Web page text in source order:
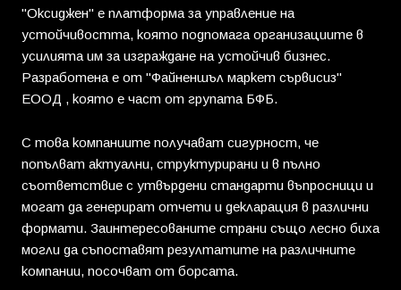
"Оксиджен" е платформа за управление на
устойчивостта, която подпомага организациите в
усилията им за изграждане на устойчив бизнес.
Разработена е от "Файненшъл маркет сървисиз"
ЕООД , която е част от групата БФБ.
С това компаниите получават сигурност, че
попълват актуални, структурирани и в пълно
съответствие с утвърдени стандарти въпросници и
могат да генерират отчети и декларация в различни
формати. Заинтересованите страни също лесно биха
могли да съпоставят резултатите на различните
компании, посочват от борсата.